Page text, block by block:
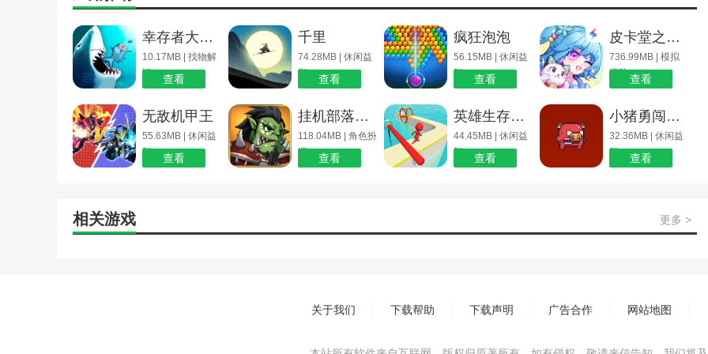
幸存者大冒险正版下载_幸存者大冒险
10.17MB | 找物解
谜
查看
千里
74.28MB | 休闲益
智
查看
疯狂泡泡
56.15MB | 休闲益
智
查看
皮卡堂之梦想起源
736.99MB | 模拟
塔防查看
无敌机甲王
55.63MB | 休闲益
智
查看
挂机部落崛起
118.04MB | 角色扮
演
查看
英雄生存冒险
44.45MB | 休闲益
智
查看
小猪勇闯火焰岛
32.36MB | 休闲益
智
查看
相关游戏 更多 >
关于我们 下载帮助 下载声明 广告合作 网站地图